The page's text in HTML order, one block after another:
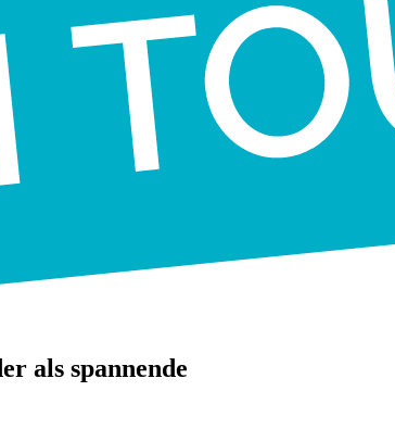
als spannende